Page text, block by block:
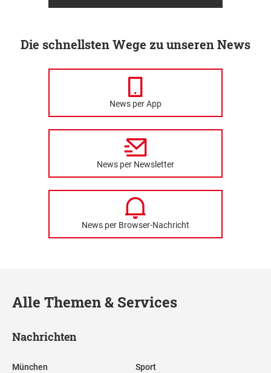
Die schnellsten Wege zu unseren News
News per App
News per Newsletter
News per Browser-Nachricht
Alle Themen & Services
Nachrichten
München Sport